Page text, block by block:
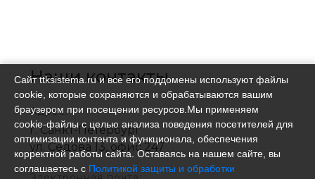
Наши контакты
Адрес:
г. Санкт-Петербург
ул. Седова 13, офис 247
Сайт ttksistema.ru и все его поддомены используют файлы
cookie, которые сохраняются и обрабатываются вашим
браузером при посещении ресурсов.Мы применяем
cookie‑файлы с целью анализа поведения посетителей для
оптимизации контента и функционала, обеспечения
корректной работы сайта. Оставаясь на нашем сайте, вы
соглашаетесь с Политикой защиты и обработки